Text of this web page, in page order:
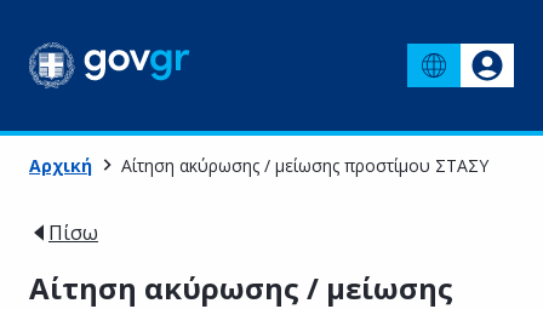
Αρχική Αίτηση ακύρωσης / μείωσης προστίμου ΣΤΑΣΥ
Πίσω
Αίτηση ακύρωσης / μείωσης